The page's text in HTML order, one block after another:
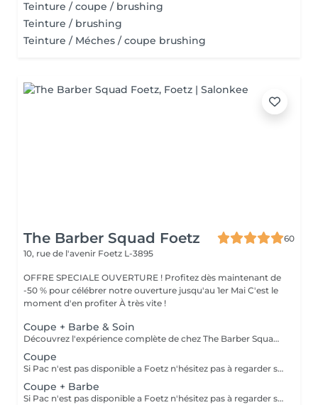
Teinture / coupe / brushing
Teinture / brushing
Teinture / Méches / coupe brushing
The Barber Squad Foetz
60
10, rue de l'avenir Foetz L-3895
OFFRE SPECIALE OUVERTURE ! Profitez dès maintenant de
-50 % pour célébrer notre ouverture jusqu'au 1er Mai C'est le
moment d'en profiter À très vite !
Coupe + Barbe & Soin
Découvrez l'expérience complète de chez The Barber Squad ! Shampooing & soins profonds + Coupe complète + Coiffage. Taille de Barbe & Contours à la lame & soins régénérant + Serviette Chaude & Froide + Nettoyage exfoliant du visage + Vapeur + Massage Relaxant + After Shave + Huile à barbe + Hydratation de la peau . Pour que votre expérience chez nous soit optimal , une boisson de votre choix vous est offerte !
Coupe
Si Pac n'est pas disponible a Foetz n'hésitez pas à regarder sur notre planning à Gasperich : https://salonkee.lu/salon/the-barber-squad?lang=fr
Coupe + Barbe
Si Pac n'est pas disponible a Foetz n'hésitez pas à regarder sur notre planning à Gasperich : https://salonkee.lu/salon/the-barber-squad?lang=fr